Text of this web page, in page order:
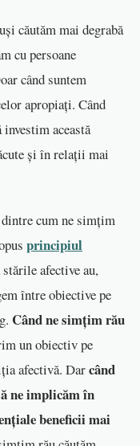
căutăm mai degrabă
cu persoane
când suntem
apropiați. Când
această
și în relații mai
cum ne simțim
principiul
stările afective au,
între obiective pe
Când ne simțim rău
un obiectiv pe
afectivă. Darcând
ne implicăm în
beneficii mai